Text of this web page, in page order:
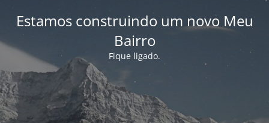
Estamos construindo um novo Meu
Bairro
Fique ligado.